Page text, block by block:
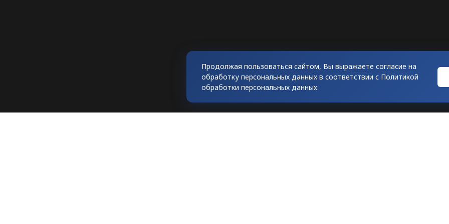
Продолжая пользоваться сайтом, Вы выражаете согласие на
обработку персональных данных в соответствии с Политикой
обработки персональных данных